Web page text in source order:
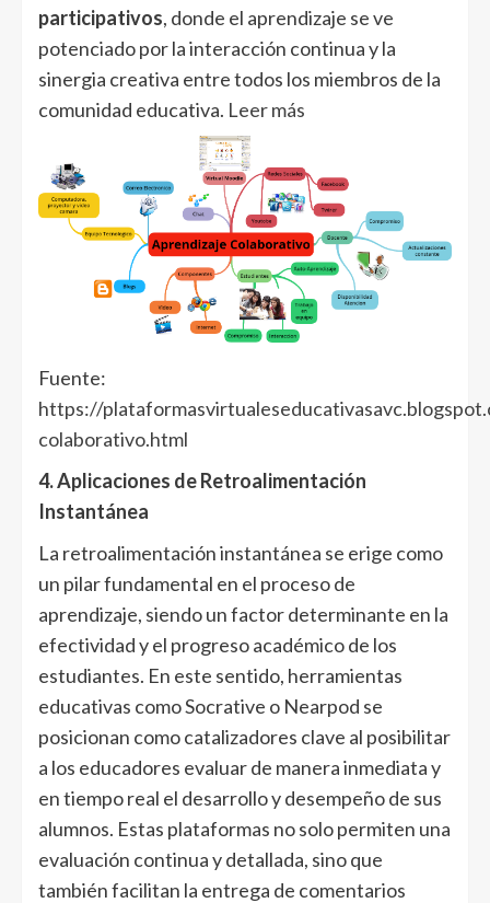
participativos, donde el aprendizaje se ve
potenciado por la interacción continua y la
sinergia creativa entre todos los miembros de la
comunidad educativa. Leer más
Fuente:
https://
colaborativo.html
4. Aplicaciones de Retroalimentación
Instantánea
La retroalimentación instantánea se erige como
un pilar fundamental en el proceso de
aprendizaje, siendo un factor determinante en la
efectividad y el progreso académico de los
estudiantes. En este sentido, herramientas
educativas como Socrative o Nearpod se
posicionan como catalizadores clave al posibilitar
a los educadores evaluar de manera inmediata y
en tiempo real el desarrollo y desempeño de sus
alumnos. Estas plataformas no solo permiten una
evaluación continua y detallada, sino que
también facilitan la entrega de comentarios